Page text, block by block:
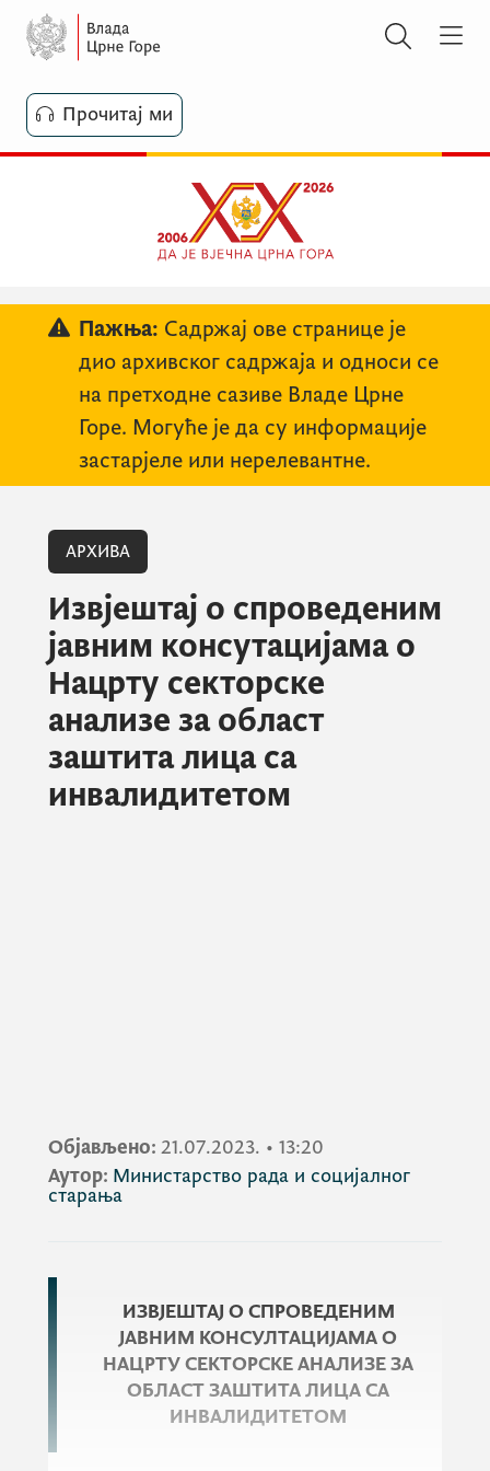
Прочитај ми
Пажња: Садржај ове странице је
дио архивског садржаја и односи се
на претходне сазиве Владе Црне
Горе. Могуће је да су информације
застарјеле или нерелевантне.
АРХИВА
Извјештај о спроведеним
јавним консутацијама о
Нацрту секторске
анализе за област
заштита лица са
инвалидитетом
Објављено: 21.07.2023. • 13:20
Аутор: Министарство рада и социјалног
старања
ИЗВЈЕШТАЈ О СПРОВЕДЕНИМ
ЈАВНИМ КОНСУЛТАЦИЈАМА О
НАЦРТУ СЕКТОРСКЕ АНАЛИЗЕ ЗА
ОБЛАСТ ЗАШТИТА ЛИЦА СА
ИНВАЛИДИТЕТОМ